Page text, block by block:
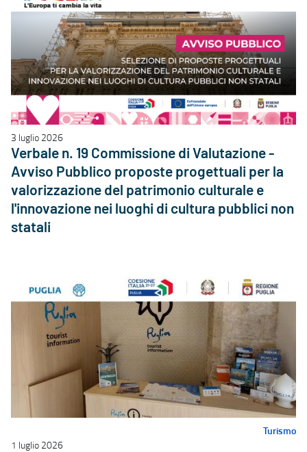
3 luglio 2026
Verbale n. 19 Commissione di Valutazione -
Avviso Pubblico proposte progettuali per la
valorizzazione del patrimonio culturale e
l'innovazione nei luoghi di cultura pubblici non
statali
Turismo
1 luglio 2026